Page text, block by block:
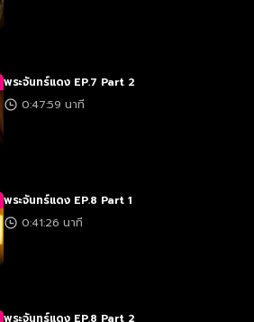
พระจันทร์แดง EP.7 Part 2
0:47:59 นาที
พระจันทร์แดง EP.8 Part 1
0:41:26 นาที
พระจันทร์แดง EP.8 Part 2